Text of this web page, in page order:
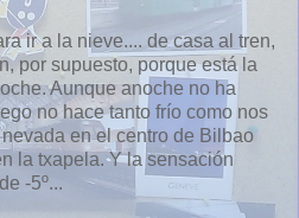
ir a la nieve.... de casa al tren,
por supuesto, porque está la
Aunque anoche no ha
no hace tanto frío como nos
en el centro de Bilbao
la txapela. Y la sensación
-5º...